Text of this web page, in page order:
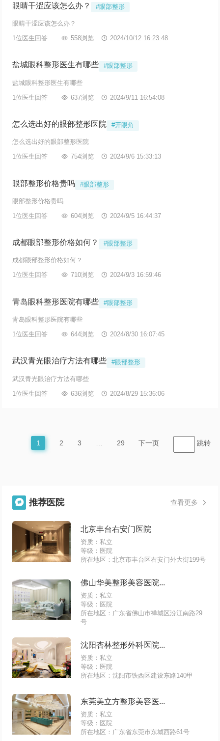
眼睛干涩应该怎么办？ #眼部整形
眼睛干涩应该怎么办？
1位医生回答  558浏览  2024/10/12 16:23:48
盐城眼科整形医生有哪些 #眼部整形
盐城眼科整形医生有哪些
1位医生回答  637浏览  2024/9/11 16:54:08
怎么选出好的眼部整形医院 #开眼角
怎么选出好的眼部整形医院
1位医生回答  754浏览  2024/9/6 15:33:13
眼部整形价格贵吗 #眼部整形
眼部整形价格贵吗
1位医生回答  604浏览  2024/9/5 16:44:37
成都眼部整形价格如何？ #眼部整形
成都眼部整形价格如何？
1位医生回答  710浏览  2024/9/3 16:59:46
青岛眼科整形医院有哪些 #眼部整形
青岛眼科整形医院有哪些
1位医生回答  644浏览  2024/8/30 16:07:45
武汉青光眼治疗方法有哪些 #眼部整形
武汉青光眼治疗方法有哪些
1位医生回答  636浏览  2024/8/29 15:36:06
1 2 3 … 29 下一页 跳转
 推荐医院 查看更多 
北京丰台右安门医院
资质：私立
等级：医院
所在地区：北京市丰台区右安门外大街199号
佛山华美整形美容医院...
资质：私立
等级：医院
所在地区：广东省佛山市禅城区汾江南路29
号
沈阳杏林整形外科医院...
资质：私立
等级：医院
所在地区：沈阳市铁西区建设东路140甲
东莞美立方整形美容医...
资质：私立
等级：医院
所在地区：广东省东莞市东城西路61号